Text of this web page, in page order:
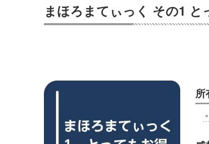
まほろまてぃっく その1
所